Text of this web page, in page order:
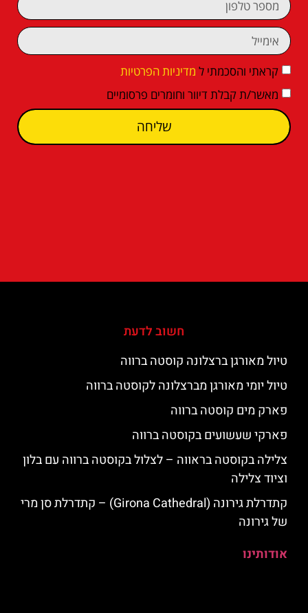
קראתי והסכמתי ל מדיניות הפרטיות
מאשר/ת קבלת דיוור וחומרים פרסומיים
שליחה
חשוב לדעת
טיול מאורגן ברצלונה קוסטה ברווה
טיול יומי מאורגן מברצלונה לקוסטה ברווה
פארק מים קוסטה ברווה
פארקי שעשועים בקוסטה ברווה
צלילה בקוסטה בראווה – לצלול בקוסטה ברווה עם בלון
וציוד צלילה
קתדרלת גירונה (Girona Cathedral) – קתדרלת סן מרי
של גירונה
אודותינו